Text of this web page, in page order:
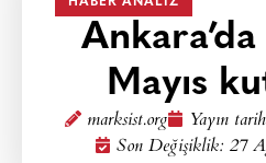
Ankara’da
Mayıs
marksist.org Yayın
Son Değişiklik: 27